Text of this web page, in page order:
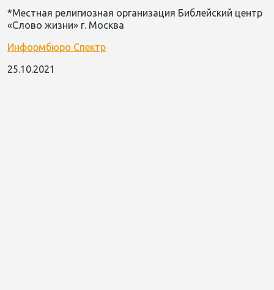
*Местная религиозная организация Библейский центр
«Слово жизни» г. Москва
Информбюро Спектр
25.10.2021